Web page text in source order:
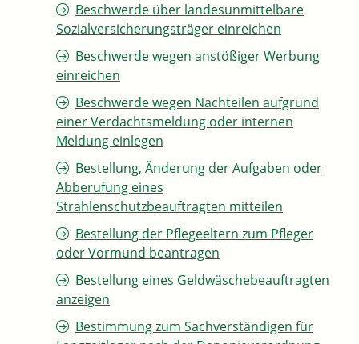
Beschwerde über landesunmittelbare
Sozialversicherungsträger einreichen
Beschwerde wegen anstößiger Werbung
einreichen
Beschwerde wegen Nachteilen aufgrund
einer Verdachtsmeldung oder internen
Meldung einlegen
Bestellung, Änderung der Aufgaben oder
Abberufung eines
Strahlenschutzbeauftragten mitteilen
Bestellung der Pflegeeltern zum Pfleger
oder Vormund beantragen
Bestellung eines Geldwäschebeauftragten
anzeigen
Bestimmung zum Sachverständigen für